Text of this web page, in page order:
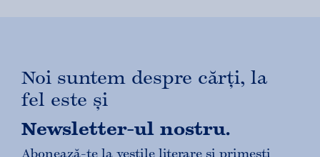
Noi suntem despre cărți, la
fel este și
Newsletter-ul nostru.